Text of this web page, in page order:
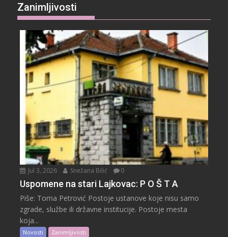
Zanimljivosti
Jul 3, 2026 Snežana Bilić 0
Uspomene na stari Lajkovac: P O Š T A
Piše: Toma Petrović Postoje ustanove koje nisu samo
zgrade, službe ili državne institucije. Postoje mesta
koja...
Novosti Zanimljivosti